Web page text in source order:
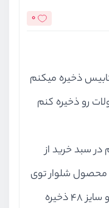
0
ذخیره میکنم
رو ذخیره کنم
سبد خرید از
محصول شلوار توی
سبدخرید با دو ویژگی رنگ مشکی و سایز 48 ذخیره